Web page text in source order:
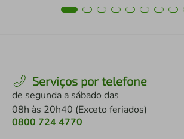
Serviços por telefone
de segunda a sábado das
08h às 20h40 (Exceto feriados)
0800 724 4770